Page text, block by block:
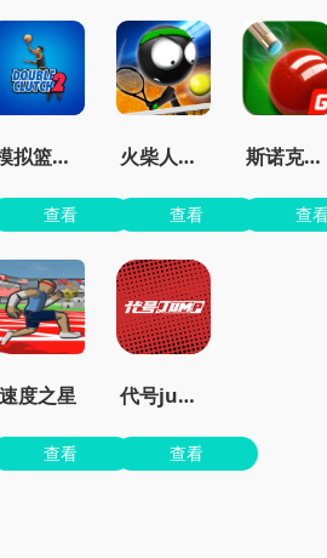
模拟篮球赛2最新版
查看
火柴人网球2015
查看
斯诺克明星
查
速度之星
查看
代号jump
查看